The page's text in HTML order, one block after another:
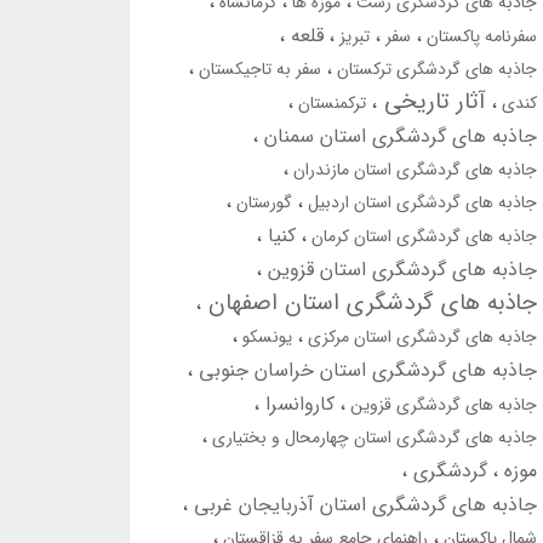
سفرنامه پاکستان سفر تبریز قلعه
جاذبه های گردشگری ترکستان سفر به تاجیکستان
کندی آثار تاریخی ترکمنستان
جاذبه های گردشگری استان سمنان
جاذبه های گردشگری استان مازندران
جاذبه های گردشگری استان اردبیل گورستان
جاذبه های گردشگری استان کرمان کنیا
جاذبه های گردشگری استان قزوین
جاذبه های گردشگری استان اصفهان
جاذبه های گردشگری استان مرکزی یونسکو
جاذبه های گردشگری استان خراسان جنوبی
جاذبه های گردشگری قزوین کاروانسرا
جاذبه های گردشگری استان چهارمحال و بختیاری
موزه گردشگری
جاذبه های گردشگری استان آذربایجان غربی